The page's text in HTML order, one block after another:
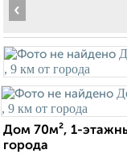
‹
Дом 70м², 1-
города